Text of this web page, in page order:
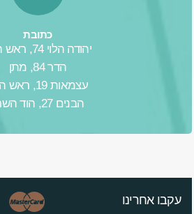
כתובת
יהודה הלוי 74, ראש העין
הדר 84, מתן
עצמאות 19, ראש העין
הבנים 27, הוד השרון
עקבו אחרינו